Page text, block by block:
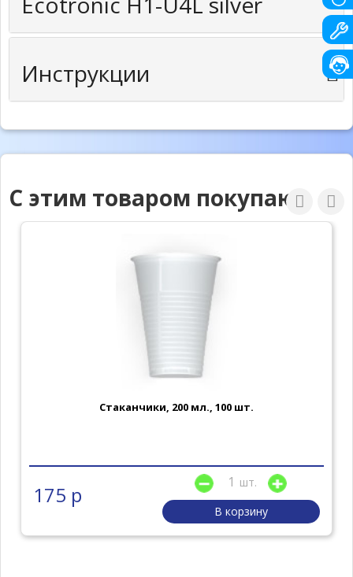
Инструкции
С этим товаром покупают
Стаканчики, 200 мл., 100 шт.
175 р
шт.
В корзину